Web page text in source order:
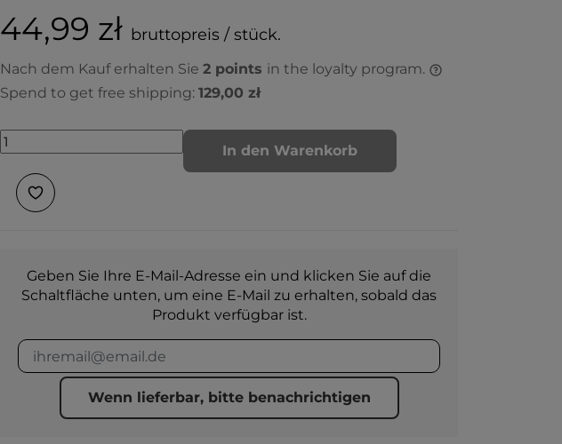
44,99 zł bruttopreis / stück.
Nach dem Kauf erhalten Sie 2 points in the loyalty program.
Spend to get free shipping: 129,00 zł
In den Warenkorb
Geben Sie Ihre E-Mail-Adresse ein und klicken Sie auf die
Schaltfläche unten, um eine E-Mail zu erhalten, sobald das
Produkt verfügbar ist.
Wenn lieferbar, bitte benachrichtigen